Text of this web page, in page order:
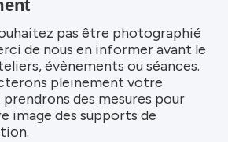
pas être photographié
de nous en informer avant le
évènements ou séances.
pleinement votre
des mesures pour
image des supports de